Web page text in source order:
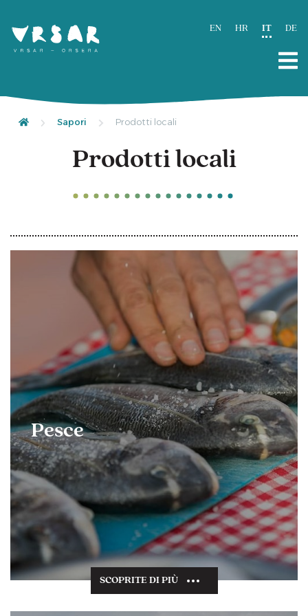
EN HR IT DE
Sapori Prodotti locali
Prodotti locali
Pesce
SCOPRITE DI PIÙ